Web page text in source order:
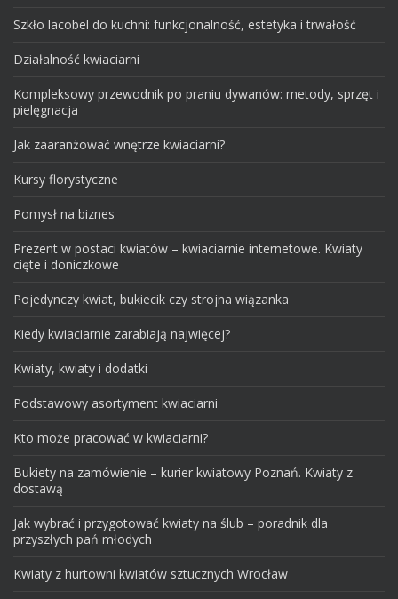
Szkło lacobel do kuchni: funkcjonalność, estetyka i trwałość
Działalność kwiaciarni
Kompleksowy przewodnik po praniu dywanów: metody, sprzęt i
pielęgnacja
Jak zaaranżować wnętrze kwiaciarni?
Kursy florystyczne
Pomysł na biznes
Prezent w postaci kwiatów – kwiaciarnie internetowe. Kwiaty
cięte i doniczkowe
Pojedynczy kwiat, bukiecik czy strojna wiązanka
Kiedy kwiaciarnie zarabiają najwięcej?
Kwiaty, kwiaty i dodatki
Podstawowy asortyment kwiaciarni
Kto może pracować w kwiaciarni?
Bukiety na zamówienie – kurier kwiatowy Poznań. Kwiaty z
dostawą
Jak wybrać i przygotować kwiaty na ślub – poradnik dla
przyszłych pań młodych
Kwiaty z hurtowni kwiatów sztucznych Wrocław